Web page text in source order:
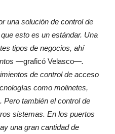
una solución de control de
esto es un estándar. Una
tipos de negocios, ahí
—graficó Velasco—.
de control de acceso
como molinetes,
Pero también el control de
sistemas. En los puertos
una gran cantidad de